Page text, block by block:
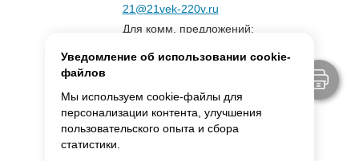
21@21vek-220v.ru
Для комм. предложений:
Уведомление об использовании cookie-
файлов
Мы используем cookie-файлы для
персонализации контента, улучшения
пользовательского опыта и сбора
статистики.